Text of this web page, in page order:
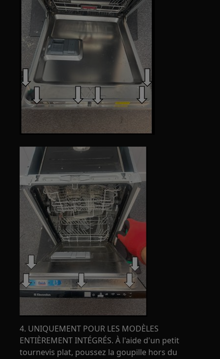
4. UNIQUEMENT POUR LES MODÈLES
ENTIÈREMENT INTÉGRÉS. À l'aide d'un petit
tournevis plat, poussez la goupille hors du